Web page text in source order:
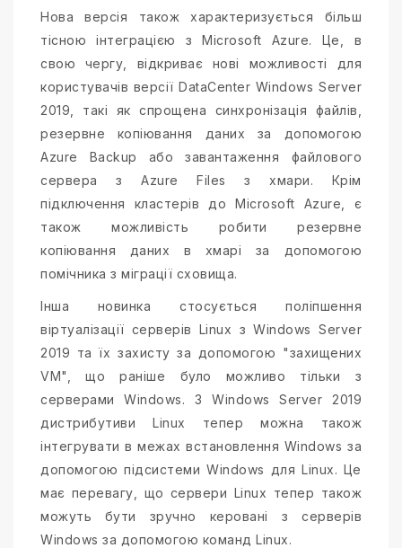
Нова версія також характеризується більш
тісною інтеграцією з Microsoft Azure. Це, в
свою чергу, відкриває нові можливості для
користувачів версії DataCenter Windows Server
2019, такі як спрощена синхронізація файлів,
резервне копіювання даних за допомогою
Azure Backup або завантаження файлового
сервера з Azure Files з хмари. Крім
підключення кластерів до Microsoft Azure, є
також можливість робити резервне
копіювання даних в хмарі за допомогою
помічника з міграції сховища.
Інша новинка стосується поліпшення
віртуалізації серверів Linux з Windows Server
2019 та їх захисту за допомогою "захищених
VM", що раніше було можливо тільки з
серверами Windows. З Windows Server 2019
дистрибутиви Linux тепер можна також
інтегрувати в межах встановлення Windows за
допомогою підсистеми Windows для Linux. Це
має перевагу, що сервери Linux тепер також
можуть бути зручно керовані з серверів
Windows за допомогою команд Linux.